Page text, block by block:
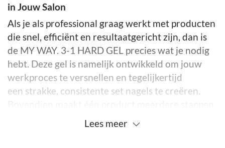
in Jouw Salon
Als je als professional graag werkt met producten
die snel, efficiënt en resultaatgericht zijn, dan is
de MY WAY. 3-1 HARD GEL precies wat je nodig
hebt. Deze gel is namelijk ontwikkeld om jouw
werkproces te versnellen en tegelijkertijd
een strakke, consistente set nagels te creëren.
én verschillende potjes overbodig. Kortom, je
Lees meer